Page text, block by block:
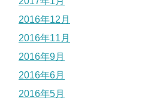
2016年12月
2016年11月
2016年9月
2016年6月
2016年5月